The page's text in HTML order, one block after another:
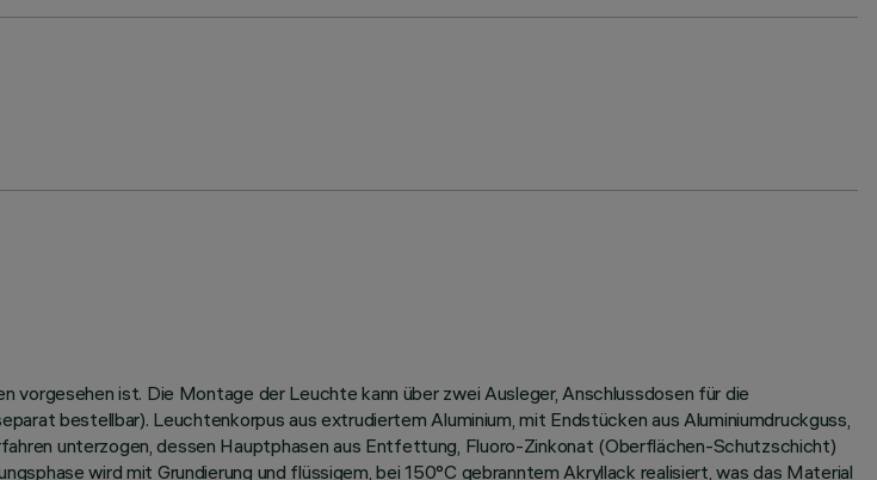
ist. Die Montage der Leuchte kann über zwei Ausleger, Anschlussdosen für die
bestellbar). Leuchtenkorpus aus extrudiertem Aluminium, mit Endstücken aus Aluminiumdruckguss,
unterzogen, dessen Hauptphasen aus Entfettung, Fluoro-Zinkonat (Oberflächen-Schutzschicht)
wird mit Grundierung und flüssigem, bei 150°C gebranntem Akryllack realisiert, was das Material